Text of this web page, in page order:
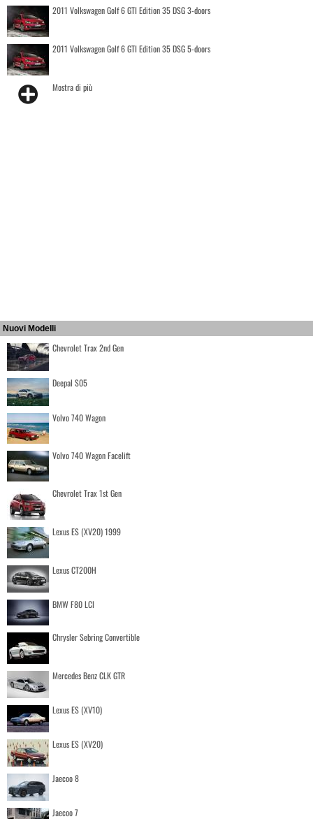
2011 Volkswagen Golf 6 GTI Edition 35 DSG 3-doors
2011 Volkswagen Golf 6 GTI Edition 35 DSG 5-doors
Mostra di più
Nuovi Modelli
Chevrolet Trax 2nd Gen
Deepal S05
Volvo 740 Wagon
Volvo 740 Wagon Facelift
Chevrolet Trax 1st Gen
Lexus ES (XV20) 1999
Lexus CT200H
BMW F80 LCI
Chrysler Sebring Convertible
Mercedes Benz CLK GTR
Lexus ES (XV10)
Lexus ES (XV20)
Jaecoo 8
Jaecoo 7